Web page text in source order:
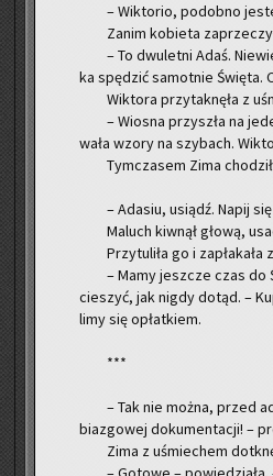
– Wik­to­rio, po­dob­no
Zanim ko­bie­ta
– To dwu­let­ni Adaś.
ka spę­dzić sa­mot­nie Świę­ta.
Wik­to­ra przy­tak­nę­ła z
– Wio­sna przy­szła na
wa­ła wzory na szy­bach.
Tym­cza­sem Zima
– Ada­siu, usiądź. Napij
Ma­luch kiw­nął głową,
Przy­tu­li­ła go i za­pła­ka­ła
– Mamy jesz­cze czas do
cie­szyć, jak nigdy dotąd. –
li­my się opłat­kiem.
***
– Tak nie można, przed
bia­zgo­wej do­ku­men­ta­cji! –
Zima z uśmie­chem